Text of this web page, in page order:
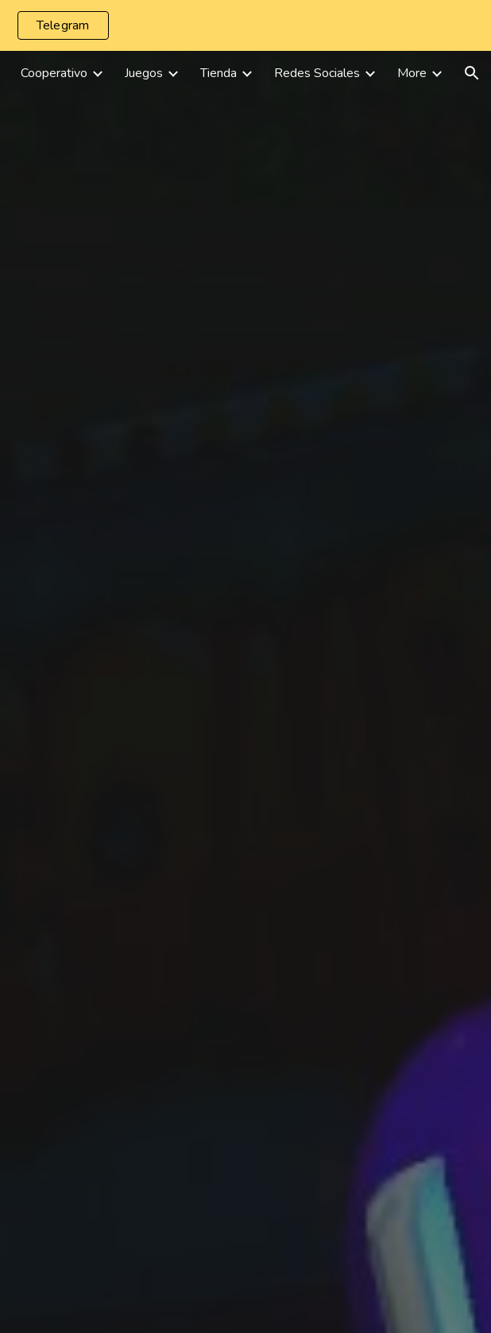
Skip to navigation
Telegram
Cooperativo Juegos Tienda Redes Sociales More